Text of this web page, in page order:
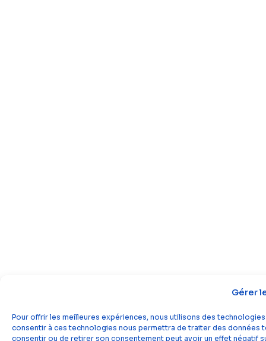
Gérer
Pour offrir les meilleures expériences, nous utilisons des
consentir à ces technologies nous permettra de traiter des données
consentir ou de retirer son consentement peut avoir un effet négatif